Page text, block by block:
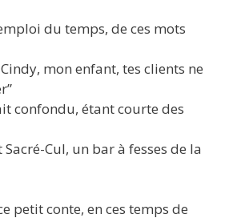
du temps, de ces mots
mon enfant, tes clients ne
confondu, étant courte des
Sacré-Cul, un bar à fesses de la
petit conte, en ces temps de